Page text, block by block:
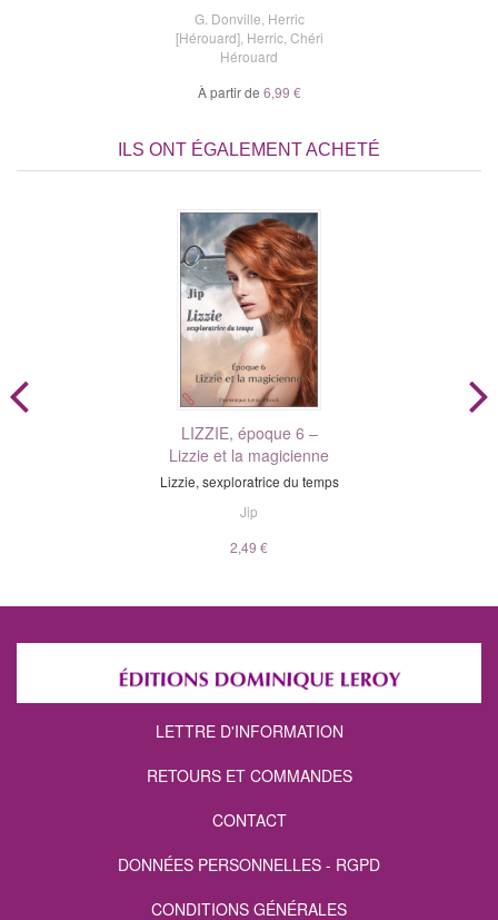
G. Donville Herric
[Hérouard], Herric, Chéri
Hérouard
À partir de 6,99 €
ILS ONT ÉGALEMENT ACHETÉ
LIZZIE, époque 6 –
Lizzie et la magicienne
Lizzie, sexploratrice du temps
Jip
2,49 €
LETTRE D'INFORMATION
RETOURS ET COMMANDES
CONTACT
DONNÉES PERSONNELLES - RGPD
CONDITIONS GÉNÉRALES